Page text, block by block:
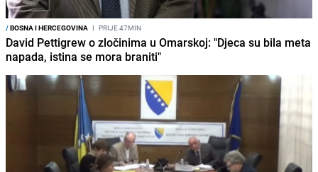
/BOSNA I HERCEGOVINA I PRIJE 47MIN
David Pettigrew o zločinima u Omarskoj: "Djeca su bila meta
napada, istina se mora braniti"